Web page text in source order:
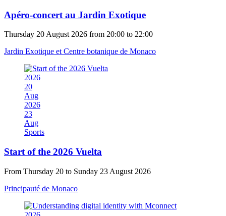
Apéro-concert au Jardin Exotique
Thursday 20 August 2026 from 20:00 to 22:00
Jardin Exotique et Centre botanique de Monaco
2026
20
Aug
2026
23
Aug
Sports
Start of the 2026 Vuelta
From Thursday 20 to Sunday 23 August 2026
Principauté de Monaco